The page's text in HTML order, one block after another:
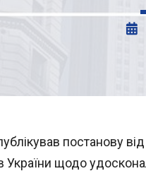
України щодо